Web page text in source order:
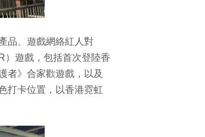
品、遊戲網絡紅人對
）遊戲，包括首次登陸香
者》合家歡遊戲，以及
打卡位置，以香港霓虹